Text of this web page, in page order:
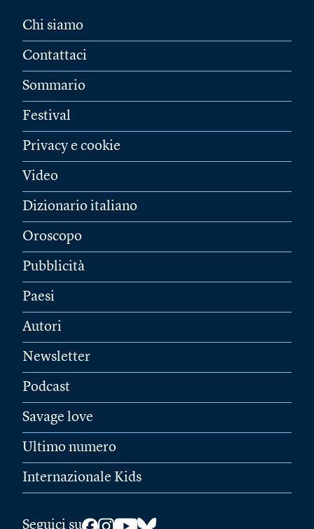
Chi siamo
Contattaci
Sommario
Festival
Privacy e cookie
Video
Dizionario italiano
Oroscopo
Pubblicità
Paesi
Autori
Newsletter
Podcast
Savage love
Ultimo numero
Internazionale Kids
Seguici su